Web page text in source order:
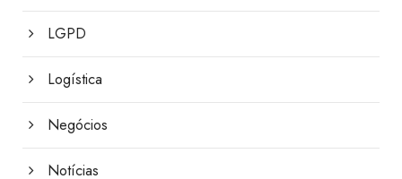
LGPD
Logística
Negócios
Notícias